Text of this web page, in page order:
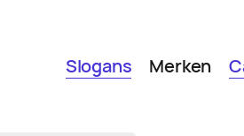
Slogans Merken